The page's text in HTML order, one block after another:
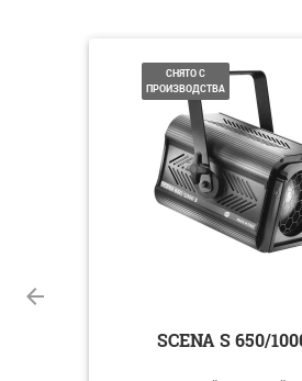
СНЯТО С
ПРОИЗВОДСТВА
SCENA S 650/